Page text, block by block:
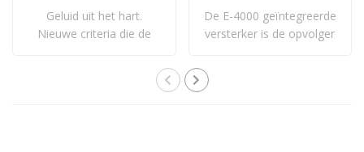
Geluid uit het hart.
Nieuwe criteria die de
De E-4000 geïntegreerde
versterker is de opvolger